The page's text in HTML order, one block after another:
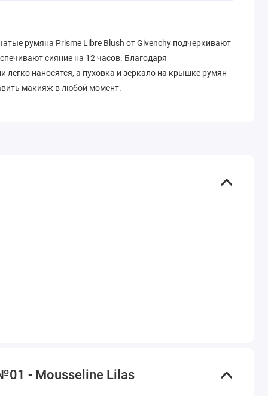
румяна Prisme Libre Blush от Givenchy подчеркивают
сияние на 12 часов. Благодаря
легко наносятся, а пуховка и зеркало на крышке румян
макияж в любой момент.
- Mousseline Lilas